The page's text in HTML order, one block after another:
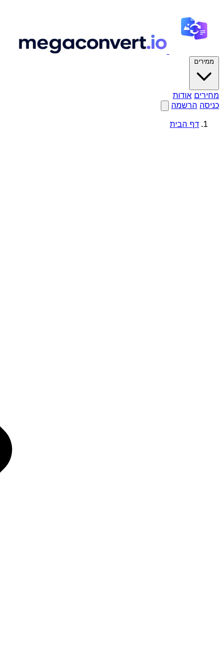
ממירים
מחירים אודות
כניסה הרשמה
דף הבית